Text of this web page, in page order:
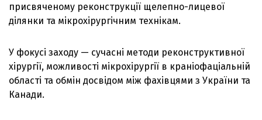
присвяченому реконструкції щелепно-лицевої
ділянки та мікрохірургічним технікам.
У фокусі заходу — сучасні методи реконструктивної
хірургії, можливості мікрохірургії в краніофаціальній
області та обмін досвідом між фахівцями з України та
Канади.